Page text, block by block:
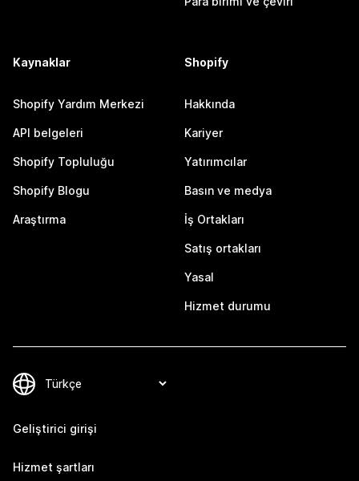
Kaynaklar
Shopify Yardım Merkezi
API belgeleri
Shopify Topluluğu
Shopify Blogu
Araştırma
Shopify
Hakkında
Kariyer
Yatırımcılar
Basın ve medya
İş Ortakları
Satış ortakları
Yasal
Hizmet durumu
Geliştirici girişi
Hizmet şartları